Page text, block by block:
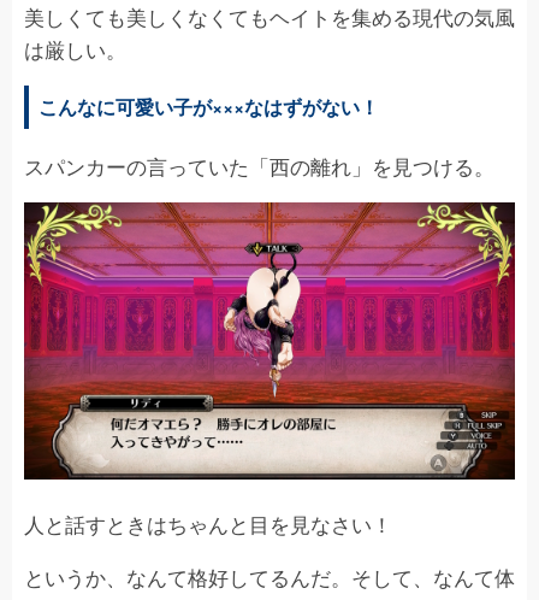
美しくても美しくなくてもヘイトを集める現代の気風
は厳しい。
こんなに可愛い子が×××なはずがない！
スパンカーの言っていた「西の離れ」を見つける。
人と話すときはちゃんと目を見なさい！
というか、なんて格好してるんだ。そして、なんて体